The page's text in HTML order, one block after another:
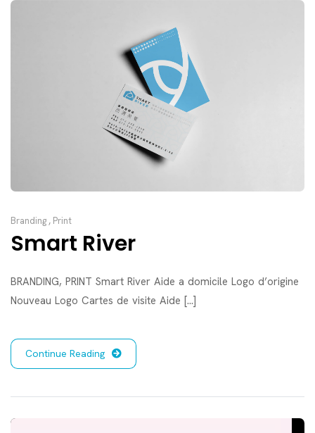
Branding , Print
Smart River
BRANDING, PRINT Smart River Aide a domicile Logo d’origine
Nouveau Logo Cartes de visite Aide [...]
Continue Reading